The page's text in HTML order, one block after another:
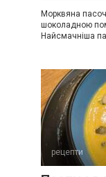
Морквяна
шоколадною
Найсмачніша
рецепти